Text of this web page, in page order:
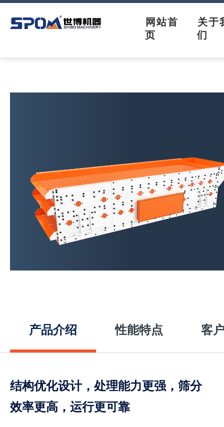
网站首
页
关于
们
产品介绍 性能特点 客
结构优化设计，处理能力更强，筛分
效率更高，运行更可靠